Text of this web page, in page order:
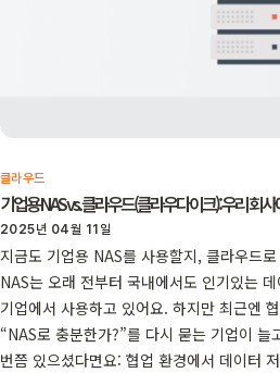
클라우드
기업용 NAS vs. 클라우드(클라우다이크): 우리 회
2025년 04월 11일
지금도 기업용 NAS를 사용할지, 클라우드
NAS는 오래 전부터 국내에서도 인기있는
기업에서 사용하고 있어요. 하지만 최근엔
“NAS로 충분한가?”를 다시 묻는 기업이
번쯤 있으셨다면요: 협업 환경에서 데이터